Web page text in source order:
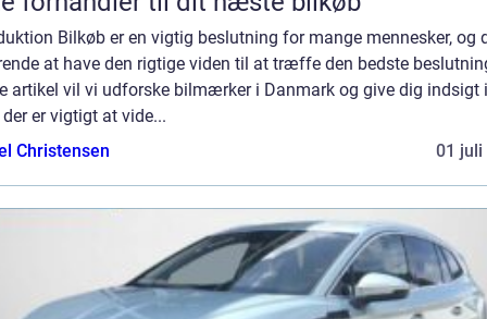
Bilkøb er en vigtig beslutning for mange mennesker, og
at have den rigtige viden til at træffe den bedste
artikel vil vi udforske bilmærker i Danmark og give dig indsigt
er vigtigt at vide...
Christensen
01 juli